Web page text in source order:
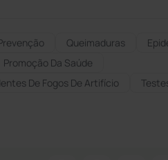
Queimaduras
Promoção Da Saúde
De Fogos De Artifício